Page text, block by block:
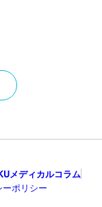
メディカルコラム
ポリシー